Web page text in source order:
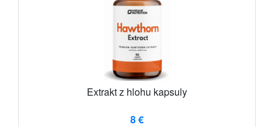
Extrakt z hlohu kapsuly
8 €